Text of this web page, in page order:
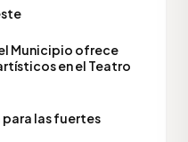
Municipio ofrece
en el Teatro
para las fuertes